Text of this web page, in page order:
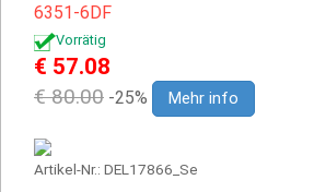
6351-6DF
Vorrätig
€ 57.08
€ 80.00 -25% Mehr info
Artikel-Nr.: DEL17866_Se